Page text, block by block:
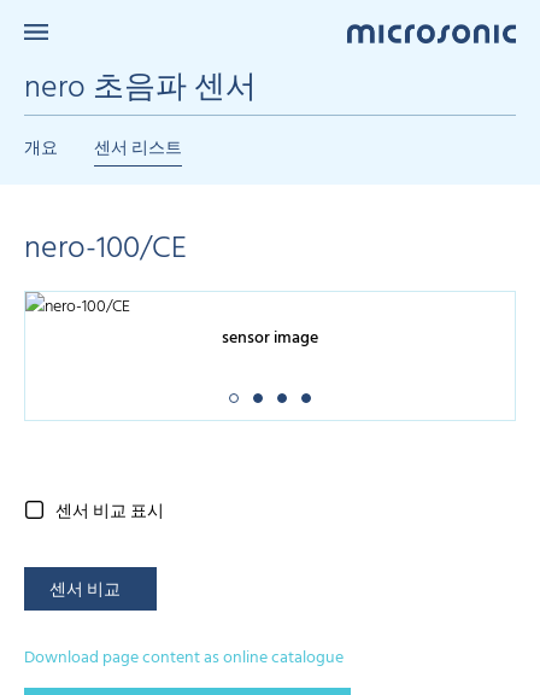
nero 초음파 센서
개요 센서 리스트
nero-100/CE
sensor image
센서 비교 표시
센서 비교
Download page content as online catalogue